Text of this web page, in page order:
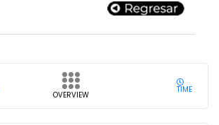
OVERVIEW
TIME